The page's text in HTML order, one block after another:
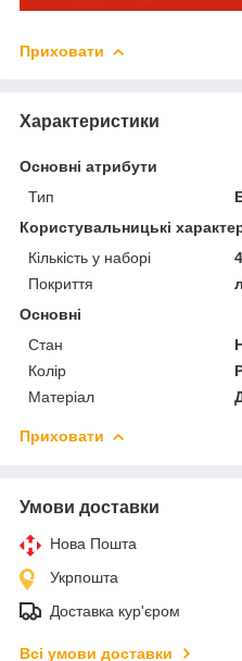
Приховати
Характеристики
Основні атрибути
Тип
Користувальницькі
Кількість у наборі
Покриття
Основні
Стан
Колір
Матеріал
Приховати
Умови доставки
Нова Пошта
Укрпошта
Доставка кур'єром
Всі умови доставки